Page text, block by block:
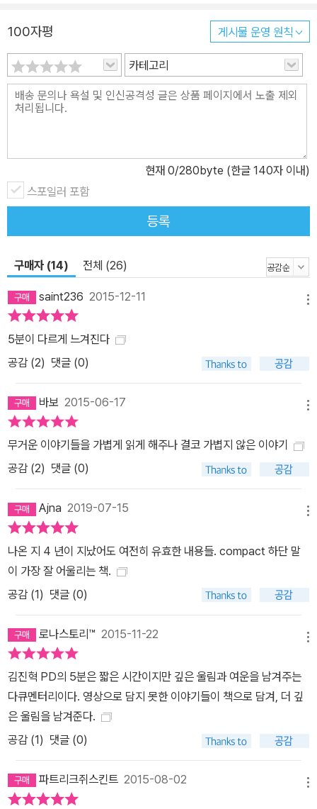
교 지학순을 비롯해 안녕하십니까 대자보와 4만 7000원의 노란 봉
투 캠페인까지, 1부에 담긴 이야기들은 우리에게 새로운 생각의 범주
를 제시한다. “흔히 사람들의 생각이 변한다고 표현하는데 이는 반은
맞고 반은 틀린 말이다. 사람들의 생각은 잘 변하지 않는다. 적어도
‘기존의 범주’에서는 그렇다. 그렇기 때문에 사람들의 생각이 변했다
람들을 설득한다는 건, 기존의 범주에서 생각을 변화시키는 게 아니
라 새로운 범주를 제시하는 행위다. (...) 그러므로 우리가 정말 세상
을 더 나은 쪽으로 변화시키고자 한다면, 궁극적으로 해야 할 일은 세
상이 더 나아질 수 있는, 적어도 그럴 가능성이 ‘높은’ 범주를 끊임없
사람들의 생각 속에서 중요한 범주로 자리잡고, 나아가 습관적으로
아야 할, 반드시 지켜내야 할 ‘진실’이라도 그것이 하나의 범주로 자리
잡지 못하면, 그것은 사람들에게 ‘아무것도 아닌 것’이 되고 만다. 정
말 의미 있는 ‘진실’이라면 반드시 ‘범주화’되어야 하는 이유가 거기에
있다.” (14쪽) 2부는 경계, 짓다는 개인과 개인의 갈등으로 머물렀던
이야기들을 개인과 사회 차원으로 확장시키려는 시도가 포함되어 있
다. 이는 개인 간 갈등의 문제라는 해석이 완전히 틀렸기 때문이 아니
라, 전자의 경계 짓기만으로는 현상을 충분히 이해할 수 없기 때문이
다. 국가개조론, 공영방송의 수난사, 가난한 이들은 왜 보수적이 되는
가를 시작으로 세금 문제와 대통령에 대한 모독, 꼰대 vs. 선배에 이
는 잣대가 아니라 경계를 넘나드는 이해의 차원에서 다루고자 했다.
“현재의 세대론 혹은 세대갈등은 지나치게 과장되어 있다. 동시에 그
러한 과장은 세대의 가장 하위에 속해 있는, 그래서 구조적으로 가장
약자라고 할 수 있는 현 20대를 향한 나머지 세대의 폭력적 인식을
이든 인식의 폭력이든) 중 상당수는 사실 구성원 전체에게 가해지는
러나지 않기 때문에 우리는 그것이 그저 구성원 간의 갈등이라고 생
각하기 쉽다. 특히 세대론처럼 그럴듯한 ‘경계짓기’로 표현될 땐 더욱
그렇다.” (159쪽) 프롤로그부터 주인의 자격을 이야기하는 에필로그
에 이르기까지, 앎과 삶의 경계를 이어주었던 그의 시어는 이 책『5
분』에서 우리 시대의 참여시로 진화한다. 그러나 그것이 대단한 목적
이 있거나 누군가에게 강요하는 것이 아닌, 문득 발걸음을 멈추는 ‘5
분’이기를 바란다. 그것이 저자 자신이 프로그램과 책을 통해 갖고자
하는 마음이기도 하다. “조금 더 나은 사회를 만들기 위해 노력하는
분들이 있음에도 사회가 더 나은 방향으로 가는 건 아닐지 모른다. 하
100자평 게시물 운영 원칙
카테고리
현재 0/280byte (한글 140자 이내)
스포일러 포함
등록
구매자 (14) 전체 (26)
saint236 2015-12-11
5분이 다르게 느겨진다
공감 (2) 댓글 (0)
바보 2015-06-17
무거운 이야기들을 가볍게 읽게 해주나 결코 가볍지 않은 이야기
공감 (2) 댓글 (0)
Ajna 2019-07-15
나온 지 4 년이 지났어도 여전히 유효한 내용들. compact 하단 말
이 가장 잘 어울리는 책.
공감 (1) 댓글 (0)
로나스토리™ 2015-11-22
김진혁 PD의 5분은 짧은 시간이지만 깊은 울림과 여운을 남겨주는
다큐멘터리이다. 영상으로 담지 못한 이야기들이 책으로 담겨, 더 깊
은 울림을 남겨준다.
공감 (1) 댓글 (0)
파트리크쥐스킨트 2015-08-02